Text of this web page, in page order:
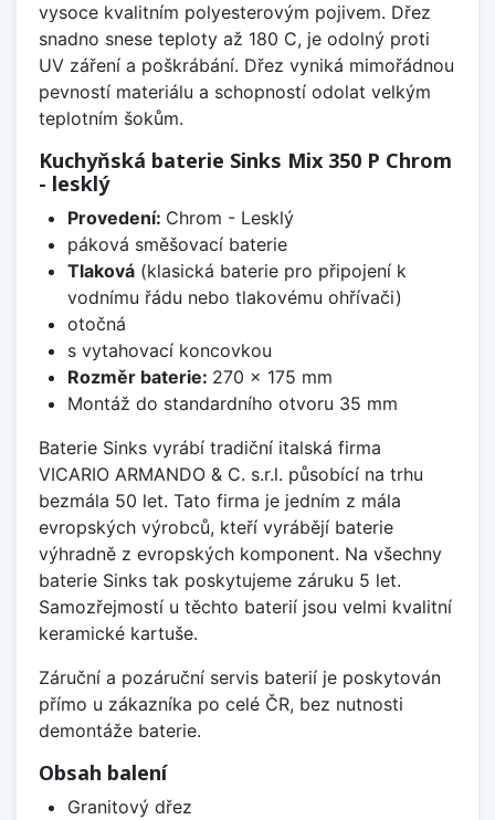
vysoce kvalitním polyesterovým pojivem. Dřez
snadno snese teploty až 180 C, je odolný proti
UV záření a poškrábání. Dřez vyniká mimořádnou
pevností materiálu a schopností odolat velkým
teplotním šokům.
Kuchyňská baterie Sinks Mix 350 P Chrom
- lesklý
Provedení: Chrom - Lesklý
páková směšovací baterie
Tlaková(klasická baterie pro připojení k
vodnímu řádu nebo tlakovému ohřívači)
otočná
s vytahovací koncovkou
Rozměr baterie: 270 x 175 mm
Montáž do standardního otvoru 35 mm
Baterie Sinks vyrábí tradiční italská firma
VICARIO ARMANDO & C. s.r.l. působící na trhu
bezmála 50 let. Tato firma je jedním z mála
evropských výrobců, kteří vyrábějí baterie
výhradně z evropských komponent. Na všechny
baterie Sinks tak poskytujeme záruku 5 let.
Samozřejmostí u těchto baterií jsou velmi kvalitní
keramické kartuše.
Záruční a pozáruční servis baterií je poskytován
přímo u zákazníka po celé ČR, bez nutnosti
demontáže baterie.
Obsah balení
Granitový dřez